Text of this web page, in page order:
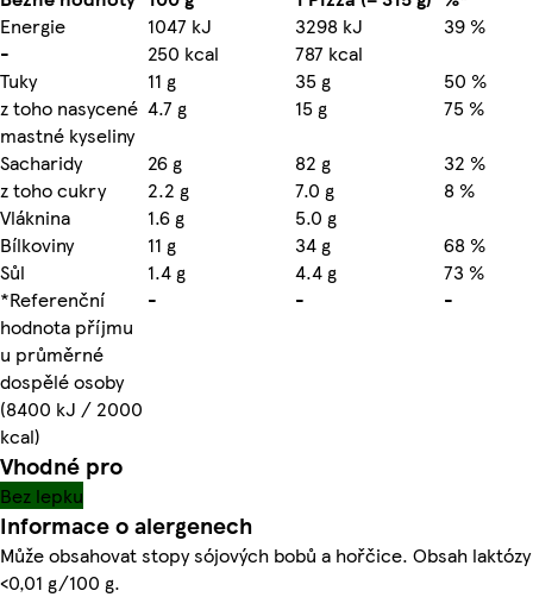
Energie
1047 kJ 3298 kJ
39 %
-
250 kcal
787 kcal
Tuky
11 g 35 g
50 %
z toho nasycené
mastné kyseliny
4.7 g 15 g
75 %
Sacharidy
26 g 82 g
32 %
z toho cukry
2.2 g 7.0 g
8 %
Vláknina
1.6 g
5.0 g
Bílkoviny
11 g 34 g
68 %
Sůl
1.4 g 4.4 g
73 %
*Referenční
hodnota příjmu
u průměrné
dospělé osoby
(8400 kJ / 2000
kcal)
- - -
Vhodné pro
Bez lepku
Informace o alergenech
Může obsahovat stopy sójových bobů a hořčice. Obsah laktózy
<0,01 g/100 g.